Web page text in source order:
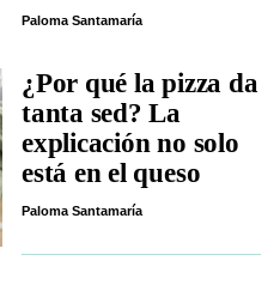
Paloma Santamaría
¿Por qué la pizza da
tanta sed? La
explicación no solo
está en el queso
Paloma Santamaría